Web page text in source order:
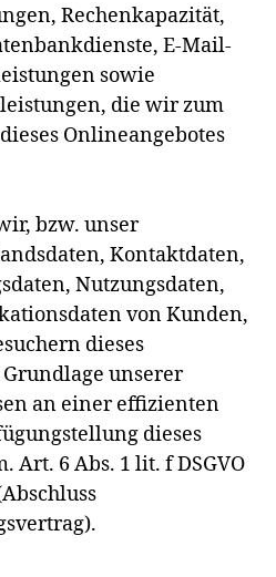
Rechenkapazität,
E-Mail-
sowie
die wir zum
Onlineangebotes
bzw. unser
Kontaktdaten,
Nutzungsdaten,
von Kunden,
dieses
unserer
an einer effizienten
dieses
Art. 6 Abs. 1 lit. f DSGVO